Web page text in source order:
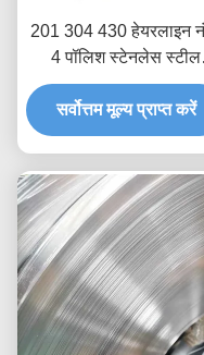
201 304 430 हेयरलाइन
4 पॉलिश स्टेनलेस स्टील
स्ट्रिप्स 50 मिमी 0.25
मोटी
सर्वोत्तम मूल्य प्राप्त करें